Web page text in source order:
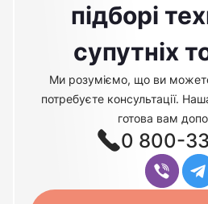
підборі
супутніх
Ми розуміємо, що ви
потребуєте консультації.
готова вам
0 800-